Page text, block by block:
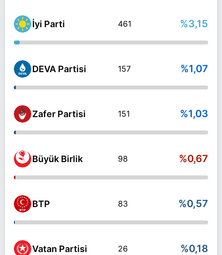
İyi Parti 461 %3,15
DEVA Partisi 157 %1,07
Zafer Partisi 151 %1,03
Büyük Birlik 98 %0,67
BTP 83 %0,57
Vatan Partisi 26 %0,18